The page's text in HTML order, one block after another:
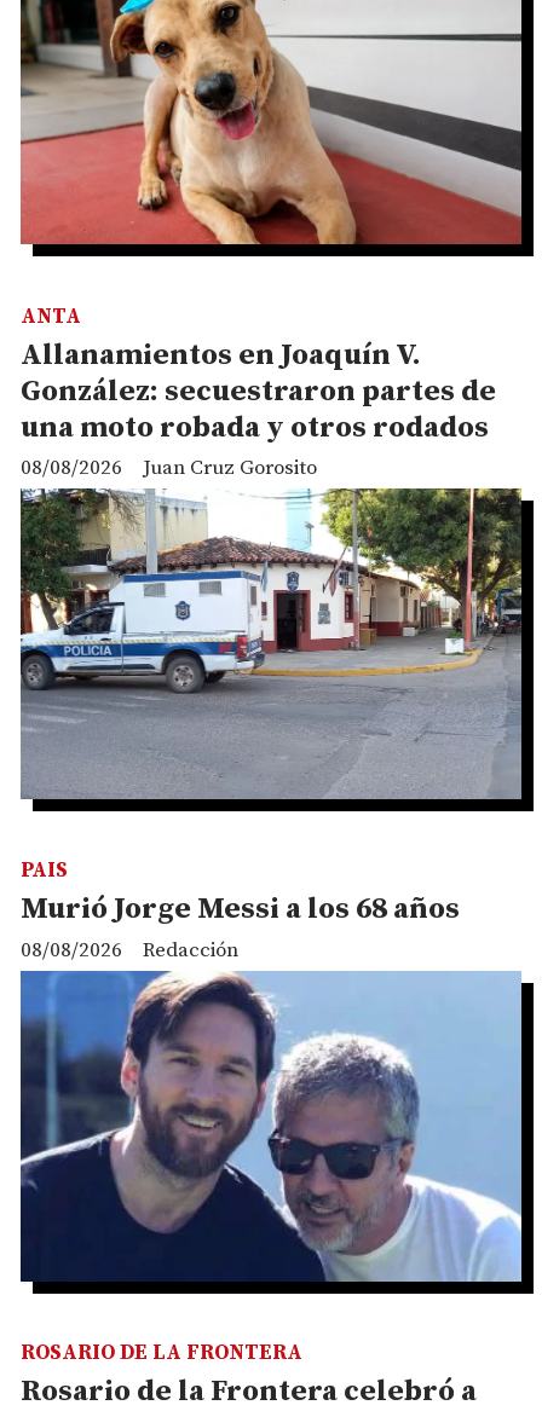
Allanamientos en Joaquín V.
González: secuestraron partes de
una moto robada y otros rodados
Juan Cruz Gorosito
ANTA
08/08/2026
Murió Jorge Messi a los 68 años
Redacción
PAIS
08/08/2026
Rosario de la Frontera celebró a
ROSARIO DE LA FRONTERA